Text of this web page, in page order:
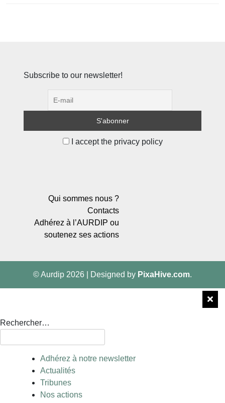
Subscribe to our newsletter!
I accept the privacy policy
Qui sommes nous ?
Contacts
Adhérez à l’AURDIP ou
soutenez ses actions
© Aurdip 2026 Designed by PixaHive.com.
Rechercher…
Adhérez à notre newsletter
Actualités
Tribunes
Nos actions